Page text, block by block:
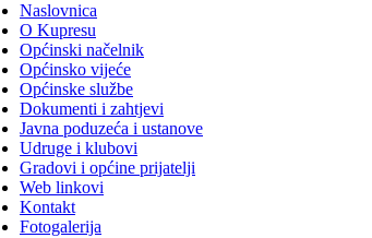
Naslovnica
O Kupresu
Općinski načelnik
Općinsko vijeće
Općinske službe
Dokumenti i zahtjevi
Javna poduzeća i ustanove
Udruge i klubovi
Gradovi i općine prijatelji
Web linkovi
Kontakt
Fotogalerija